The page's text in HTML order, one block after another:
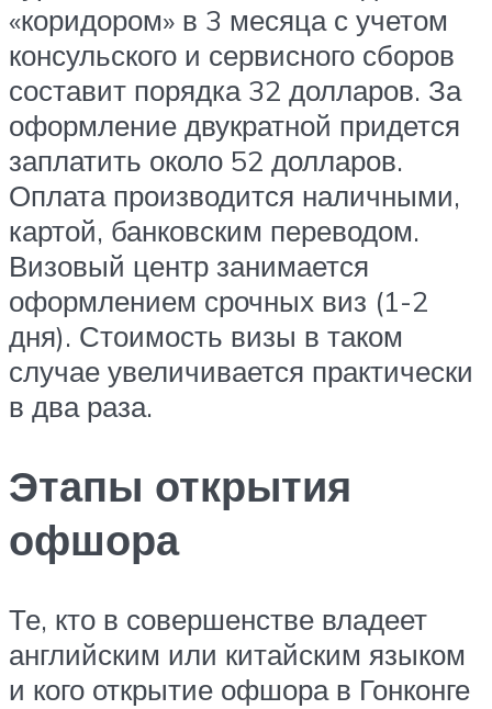
«коридором» в 3 месяца с учетом
консульского и сервисного сборов
составит порядка 32 долларов. За
оформление двукратной придется
заплатить около 52 долларов.
Оплата производится наличными,
картой, банковским переводом.
Визовый центр занимается
оформлением срочных виз (1-2
дня). Стоимость визы в таком
случае увеличивается практически
в два раза.
Этапы открытия
офшора
Те, кто в совершенстве владеет
английским или китайским языком
и кого открытие офшора в Гонконге